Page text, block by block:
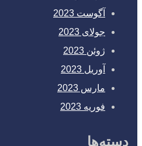
آگوست 2023
جولای 2023
ژوئن 2023
آوریل 2023
مارس 2023
فوریه 2023
دسته‌ها